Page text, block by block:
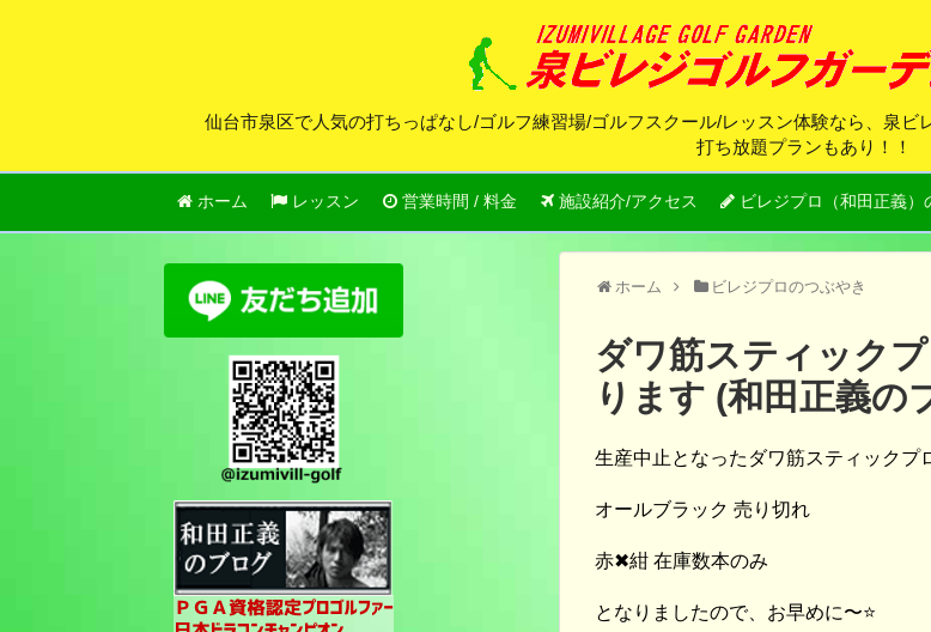
仙台市泉区で人気の打ちっぱなし/ゴルフ練習場/ゴルフスクール/レッスン体験なら、泉ビ
打ち放題プランもあり！！
ホーム レッスン 営業時間 / 料金 施設紹介/アクセス ビレジプロ（和田正義）
ホーム ビレジプロのつぶやき
ダワ筋スティック
ります (和田正義の
生産中止となったダワ筋スティックプ
オールブラック 売り切れ
赤✖︎紺 在庫数本のみ
となりましたので、お早めに〜⭐️